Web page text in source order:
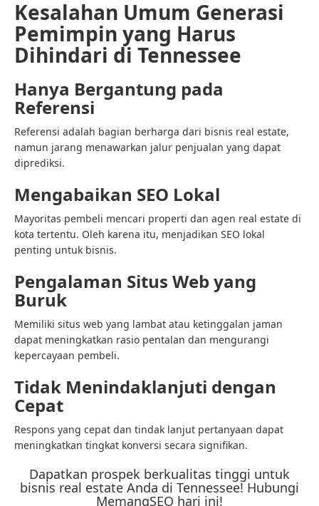
Kesalahan Umum Generasi
Pemimpin yang Harus
Dihindari di Tennessee
Hanya Bergantung pada
Referensi
Referensi adalah bagian berharga dari bisnis real estate,
namun jarang menawarkan jalur penjualan yang dapat
diprediksi.
Mengabaikan SEO Lokal
Mayoritas pembeli mencari properti dan agen real estate di
kota tertentu. Oleh karena itu, menjadikan SEO lokal
penting untuk bisnis.
Pengalaman Situs Web yang
Buruk
Memiliki situs web yang lambat atau ketinggalan jaman
dapat meningkatkan rasio pentalan dan mengurangi
kepercayaan pembeli.
Tidak Menindaklanjuti dengan
Cepat
Respons yang cepat dan tindak lanjut pertanyaan dapat
meningkatkan tingkat konversi secara signifikan.
Dapatkan prospek berkualitas tinggi untuk
bisnis real estate Anda di Tennessee! Hubungi
MemangSEO hari ini!